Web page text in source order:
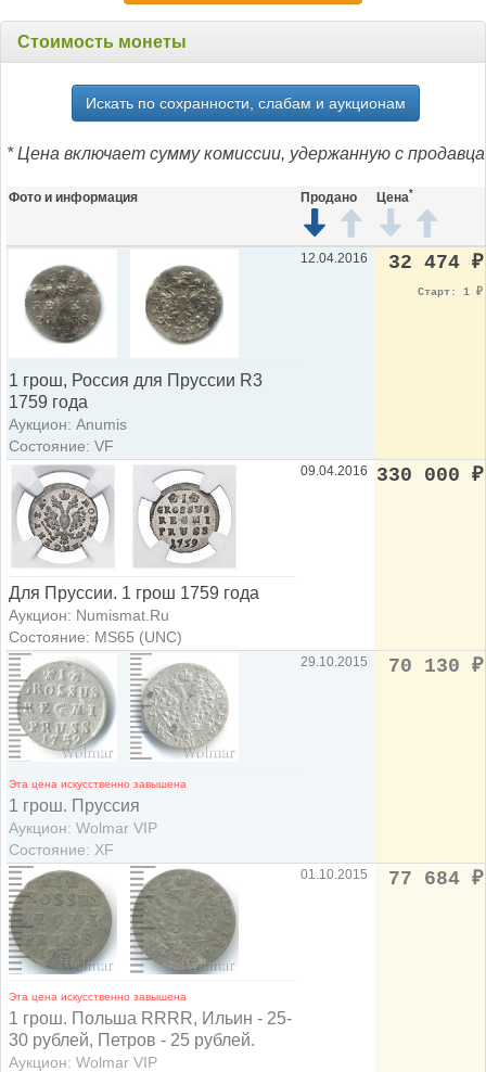
Стоимость монеты
Искать по сохранности, слабам и аукционам
* Цена включает сумму комиссии, удержанную с продавца
Фото и информация Продано Цена*
1 грош, Россия для Пруссии R3
1759 года
Аукцион: Anumis
Состояние: VF
12.04.2016 32 474 ₽
Старт: 1 ₽
Для Пруссии. 1 грош 1759 года
Аукцион: Numismat.Ru
Состояние: MS65 (UNC)
09.04.2016 330 000 ₽
Эта цена искусственно завышена
1 грош. Пруссия
Аукцион: Wolmar VIP
Состояние: XF
29.10.2015 70 130 ₽
Эта цена искусственно завышена
1 грош. Польша RRRR, Ильин - 25-
30 рублей, Петров - 25 рублей.
Аукцион: Wolmar VIP
01.10.2015 77 684 ₽